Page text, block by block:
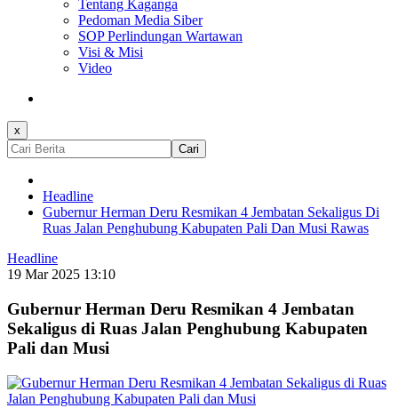
Tentang Kaganga
Pedoman Media Siber
SOP Perlindungan Wartawan
Visi & Misi
Video
x
Cari
Headline
Gubernur Herman Deru Resmikan 4 Jembatan Sekaligus Di
Ruas Jalan Penghubung Kabupaten Pali Dan Musi Rawas
Headline
19 Mar 2025 13:10
Gubernur Herman Deru Resmikan 4 Jembatan
Sekaligus di Ruas Jalan Penghubung Kabupaten
Pali dan Musi